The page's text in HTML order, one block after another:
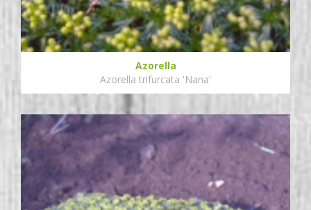
Azorella
Azorella trifurcata 'Nana'